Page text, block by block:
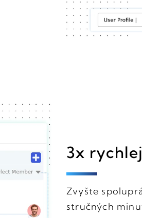
3x
Zvyšte
stručných